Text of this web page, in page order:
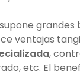
supone
ventajas
,
etc. El